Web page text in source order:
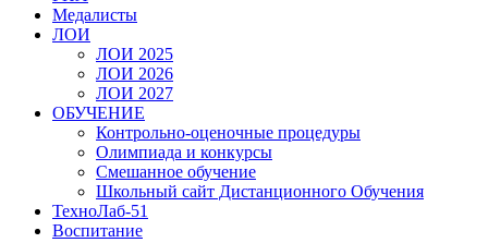
Медалисты
ЛОИ
ЛОИ 2025
ЛОИ 2026
ЛОИ 2027
ОБУЧЕНИЕ
Контрольно-оценочные процедуры
Олимпиада и конкурсы
Смешанное обучение
Школьный сайт Дистанционного Обучения
ТехноЛаб-51
Воспитание